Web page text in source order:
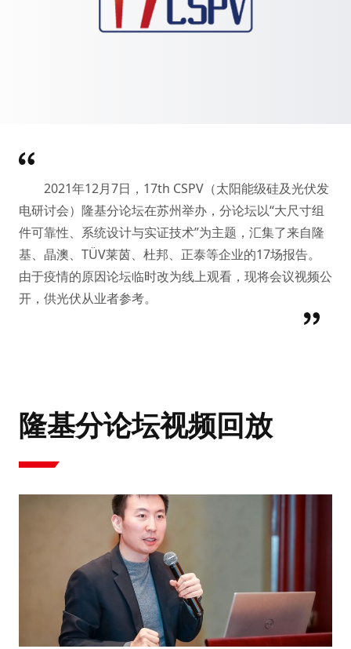
2021年12月7日，17th CSPV（太阳能级硅及光伏发
电研讨会）隆基分论坛在苏州举办，分论坛以“大尺寸组
件可靠性、系统设计与实证技术”为主题，汇集了来自隆
基、晶澳、TÜV莱茵、杜邦、正泰等企业的17场报告。
由于疫情的原因论坛临时改为线上观看，现将会议视频公
开，供光伏从业者参考。
隆基分论坛视频回放